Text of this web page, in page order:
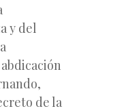
y del
de la